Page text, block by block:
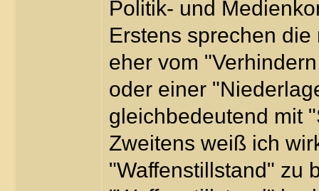
Politik- und
Erstens sprechen
eher vom
oder einer
gleichbedeutend mit
Zweitens weiß ich
"Waffenstillstand" zu